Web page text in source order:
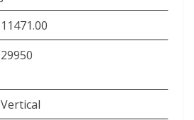
11471.00
29950
Vertical